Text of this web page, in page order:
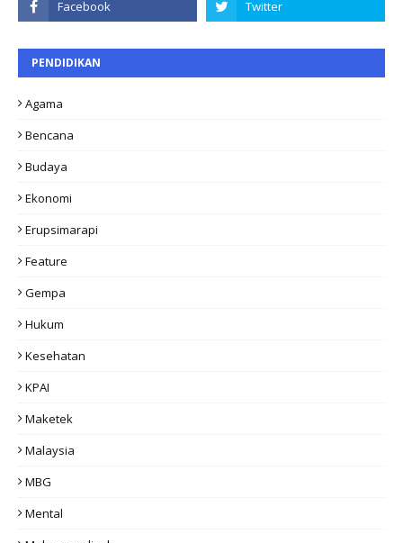
PENDIDIKAN
Agama
Bencana
Budaya
Ekonomi
Erupsimarapi
Feature
Gempa
Hukum
Kesehatan
KPAI
Maketek
Malaysia
MBG
Mental